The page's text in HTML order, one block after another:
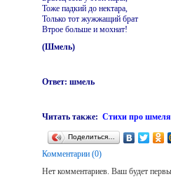
Тоже падкий до нектара,
Только тот жужжащий брат
Втрое больше и мохнат!
(Шмель)
Ответ: шмель
Читать также: Стихи про шмеля
Поделиться…
Комментарии (0)
Нет комментариев. Ваш будет